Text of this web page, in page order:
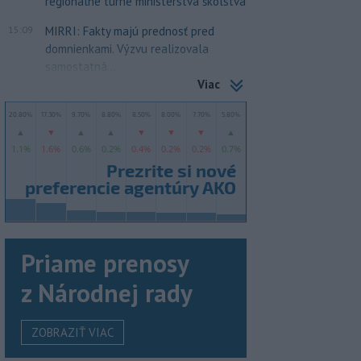
15:09
MIRRI: Fakty majú prednosť pred
domnienkami. Výzvu realizovala
samostatná...
Viac
Priame prenosy
z Národnej rady
ZOBRAZIŤ VIAC